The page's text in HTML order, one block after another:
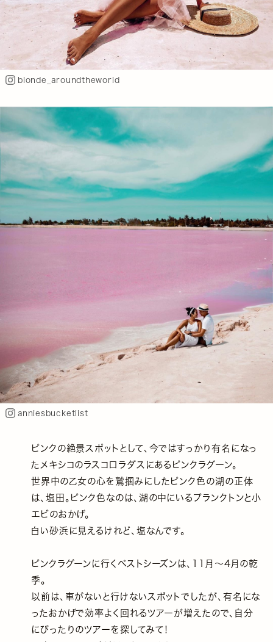
blonde_aroundtheworld
anniesbucketlist
ピンクの絶景スポットとして、今ではすっかり有名になっ
たメキシコのラスコロラダスにあるピンクラグーン。
世界中の乙女の心を鷲掴みにしたピンク色の湖の正体
は、塩田。ピンク色なのは、湖の中にいるプランクトンと小
エビのおかげ。
白い砂浜に見えるけれど、塩なんです。
ピンクラグーンに行くベストシーズンは、11月～4月の乾
季。
以前は、車がないと行けないスポットでしたが、有名にな
ったおかげで効率よく回れるツアーが増えたので、自分
にぴったりのツアーを探してみて！